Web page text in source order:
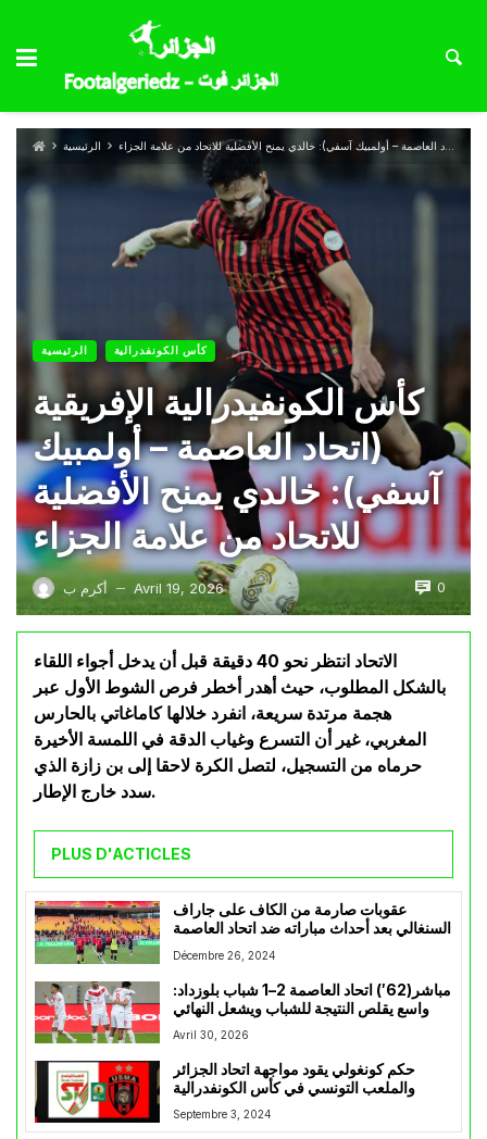
الرئيسية كأس الكونفيدرالية الإفريقية (اتحاد العاصمة – أولمبيك آسفي): خالدي يمنح الأفضلية للاتحاد من علامة الجزاء
الرئيسية كأس الكونفدرالية
كأس الكونفيدرالية الإفريقية
(اتحاد العاصمة – أولمبيك
آسفي): خالدي يمنح الأفضلية
للاتحاد من علامة الجزاء
أكرم ب — Avril 19, 2026 0
الاتحاد انتظر نحو 40 دقيقة قبل أن يدخل أجواء اللقاء
بالشكل المطلوب، حيث أهدر أخطر فرص الشوط الأول عبر
هجمة مرتدة سريعة، انفرد خلالها كاماغاتي بالحارس
المغربي، غير أن التسرع وغياب الدقة في اللمسة الأخيرة
حرماه من التسجيل، لتصل الكرة لاحقا إلى بن زازة الذي
سدد خارج الإطار.
PLUS D'ACTICLES
عقوبات صارمة من الكاف على جاراف
السنغالي بعد أحداث مباراته ضد اتحاد العاصمة
Décembre 26, 2024
مباشر(62′) اتحاد العاصمة 2–1 شباب بلوزداد:
واسع يقلص النتيجة للشباب ويشعل النهائي
Avril 30, 2026
حكم كونغولي يقود مواجهة اتحاد الجزائر
والملعب التونسي في كأس الكونفدرالية
Septembre 3, 2024